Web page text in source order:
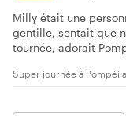
Milly était une
gentille, sentait que
tournée, adorait
Super journée à Pompéi